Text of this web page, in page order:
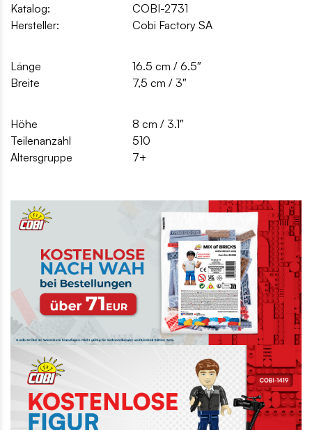
Katalog:
COBI-2731
Hersteller:
Cobi Factory SA
Länge
16.5 cm / 6.5″
Breite
7,5 cm / 3″
Höhe
8 cm / 3.1″
Teilenanzahl
510
Altersgruppe
7+